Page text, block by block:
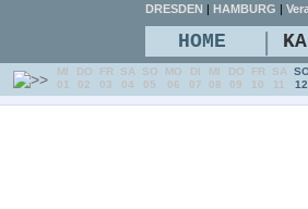
DRESDEN | HAMBURG |
HOME |
MI
01
DO
02
FR
03
SA
04
SO
05
MO
06
DI
07
MI
08
DO
09
FR
10
SA
11
12